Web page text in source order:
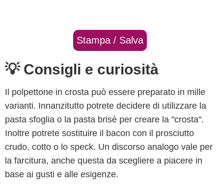
Stampa / Salva
💡 Consigli e curiosità
Il polpettone in crosta può essere preparato in mille
varianti. Innanzitutto potrete decidere di utilizzare la
pasta sfoglia o la pasta brisè per creare la "crosta".
Inoltre potrete sostituire il bacon con il prosciutto
crudo, cotto o lo speck. Un discorso analogo vale per
la farcitura, anche questa da scegliere a piacere in
base ai gusti e alle esigenze.